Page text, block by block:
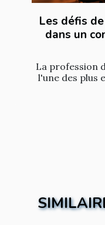
Les défis
dans un
La profession
l'une des plus